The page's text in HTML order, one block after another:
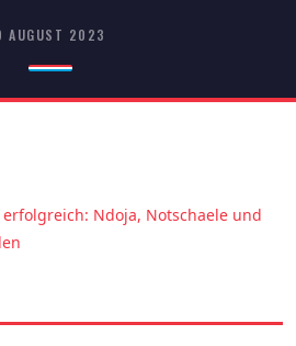
AUGUST 2023
Ndoja, Notschaele und